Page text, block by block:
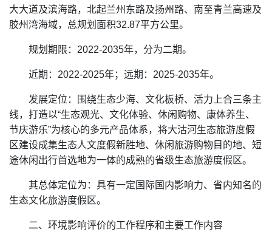
大大道及滨海路，北起兰州东路及扬州路、南至青兰高速及
胶州湾海域，总规划面积32.87平方公里。
规划期限：2022-2035年，分为二期。
近期：2022-2025年；远期：2025-2035年。
发展定位：围绕生态少海、文化板桥、活力上合三条主
线，打造以“生态观光、文化体验、休闲购物、康体养生、
节庆游乐”为核心的多元产品体系，将大沽河生态旅游度假
区建设成集生态人文度假新胜地、休闲旅游购物目的地、短
途休闲出行首选地为一体的成熟的省级生态旅游度假区。
其总体定位为：具有一定国际国内影响力、省内知名的
生态文化旅游度假区。
二、环境影响评价的工作程序和主要工作内容